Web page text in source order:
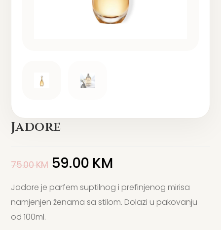
Jadore
75.00KM 59.00 KM
Jadore je parfem suptilnog i prefinjenog mirisa
namjenjen ženama sa stilom. Dolazi u pakovanju
od 100ml.